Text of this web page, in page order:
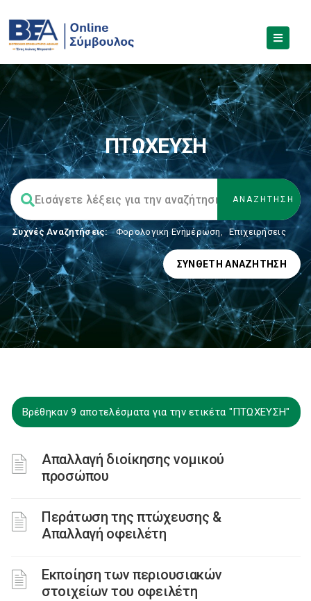
ΠΤΩΧΕΥΣΗ
Συχνές Αναζητήσεις: Φορολογικη Ενημέρωση, Επιχειρήσεις
ΣΎΝΘΕΤΗ ΑΝΑΖΉΤΗΣΗ
Βρέθηκαν 9 αποτελέσματα για την ετικέτα "ΠΤΩΧΕΥΣΗ"
Απαλλαγή διοίκησης νομικού
προσώπου
Περάτωση της πτώχευσης &
Απαλλαγή οφειλέτη
Εκποίηση των περιουσιακών
στοιχείων του οφειλέτη